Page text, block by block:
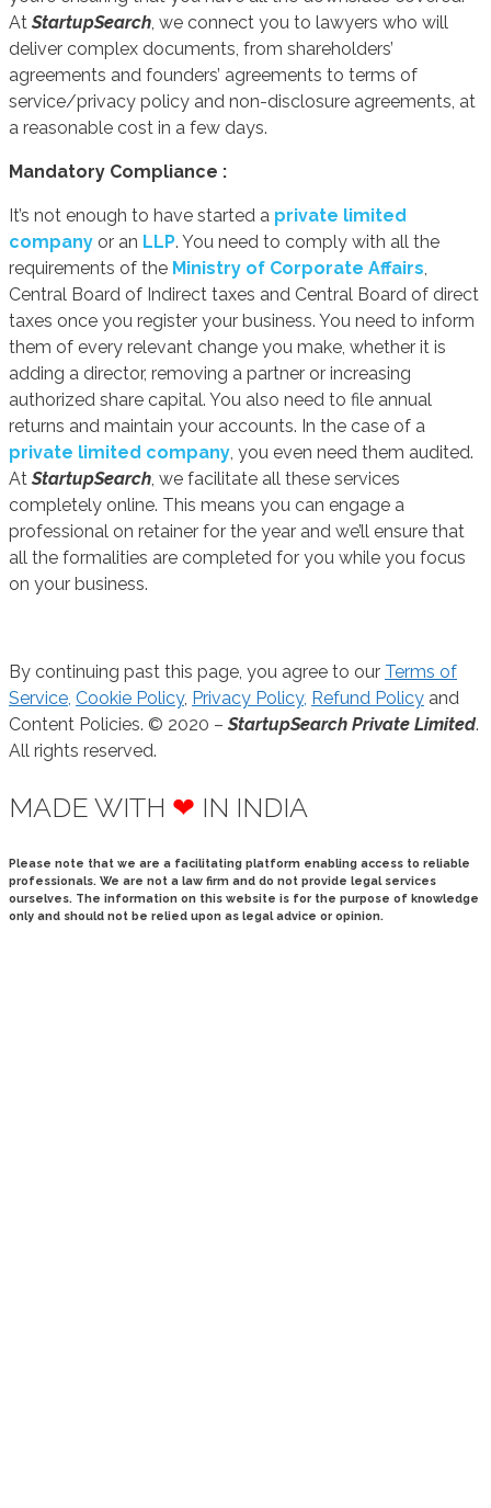
AtStartupSearch, we connect you to lawyers who will
deliver complex documents, from shareholders’
agreements and founders’ agreements to terms of
service/privacy policy and non-disclosure agreements, at
a reasonable cost in a few days.
Mandatory Compliance :
It’s not enough to have started a private limited
company or an LLP. You need to comply with all the
requirements of the Ministry of Corporate Affairs,
Central Board of Indirect taxes and Central Board of direct
taxes once you register your business. You need to inform
them of every relevant change you make, whether it is
adding a director, removing a partner or increasing
authorized share capital. You also need to file annual
returns and maintain your accounts. In the case of a
private limited company, you even need them audited.
AtStartupSearch, we facilitate all these services
completely online. This means you can engage a
professional on retainer for the year and we’ll ensure that
all the formalities are completed for you while you focus
on your business.
By continuing past this page, you agree to our Terms of
Service, Cookie Policy, Privacy Policy, Refund Policy and
Content Policies. © 2020 –StartupSearch Private Limited.
All rights reserved.
MADE WITH ❤ IN INDIA
Please note that we are a facilitating platform enabling access to reliable
professionals. We are not a law firm and do not provide legal services
ourselves. The information on this website is for the purpose of knowledge
only and should not be relied upon as legal advice or opinion.